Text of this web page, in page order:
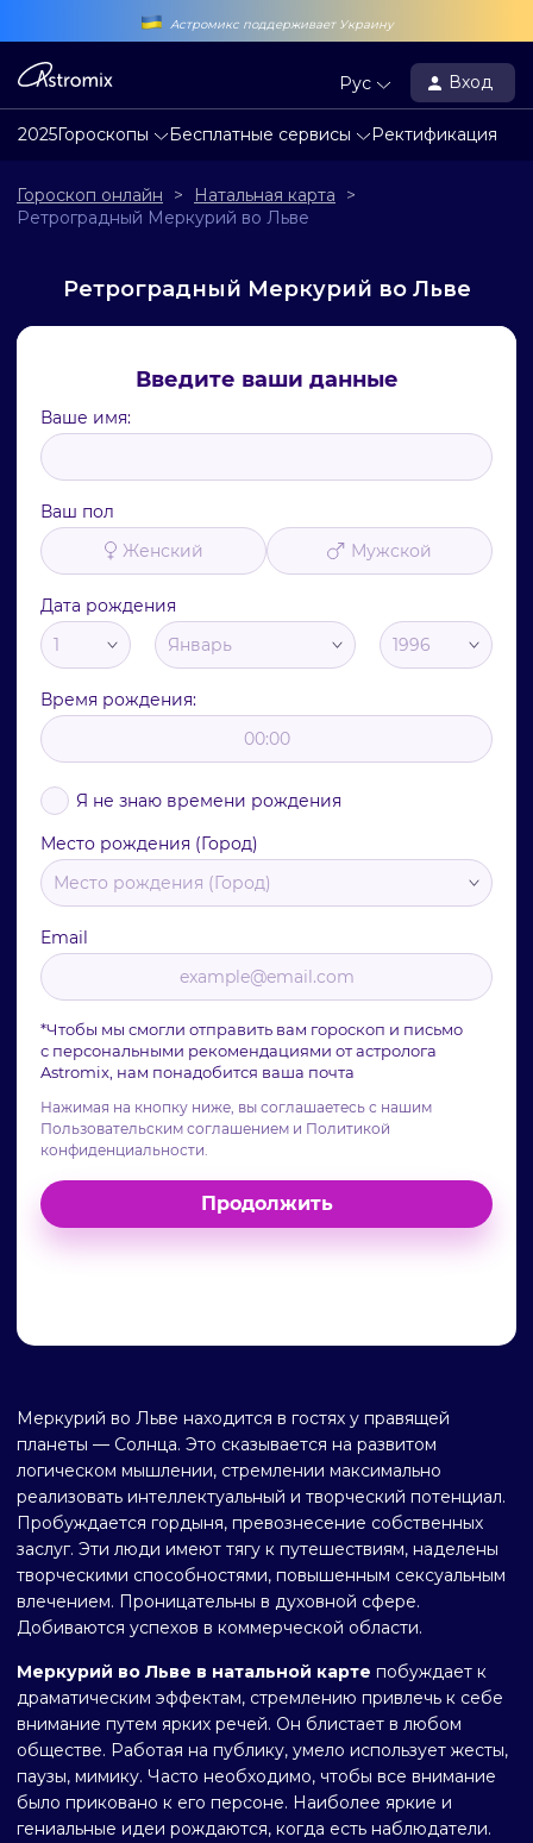
Астромикс поддерживает Украину
2025Гороскопы Бесплатные сервисы Ректификация
Рус Вход
Гороскоп онлайн > Натальная карта
>
Ретроградный Меркурий во Льве
Ретроградный Меркурий во Льве
Меркурий во Льве находится в гостях у правящей
планеты — Солнца. Это сказывается на развитом
логическом мышлении, стремлении максимально
реализовать интеллектуальный и творческий потенциал.
Пробуждается гордыня, превознесение собственных
заслуг. Эти люди имеют тягу к путешествиям, наделены
творческими способностями, повышенным сексуальным
влечением. Проницательны в духовной сфере.
Добиваются успехов в коммерческой области.
Меркурий во Льве в натальной карте побуждает к
драматическим эффектам, стремлению привлечь к себе
внимание путем ярких речей. Он блистает в любом
обществе. Работая на публику, умело использует жесты,
паузы, мимику. Часто необходимо, чтобы все внимание
было приковано к его персоне. Наиболее яркие и
гениальные идеи рождаются, когда есть наблюдатели.